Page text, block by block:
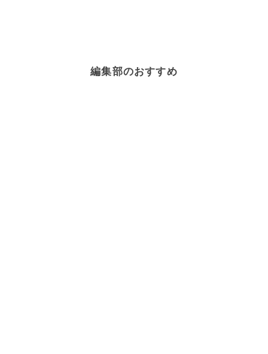
編集部のおすすめ